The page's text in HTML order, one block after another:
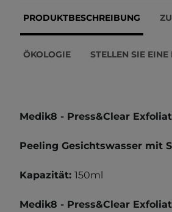
PRODUKTBESCHREIBUNG
ÖKOLOGIE STELLEN SIE EINE
Medik8 - Press&Clear
Peeling Gesichtswasser mit
Kapazität: 150ml
Medik8 - Press&Clear